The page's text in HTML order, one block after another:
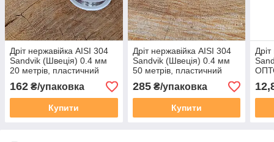
Дріт нержавійка AISI 304
Sandvik (Швеція) 0.4 мм
20 метрів, пластичний
харчовий
162 ₴/упаковка
Купити
Дріт нержавійка AISI 304
Sandvik (Швеція) 0.4 мм
50 метрів, пластичний
харчовий
285₴/упаковка
Купити
50,